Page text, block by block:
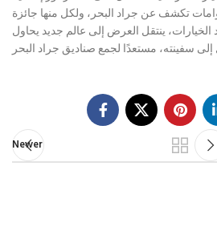
تكشف عن جراد البحر، ولكل منها جائزة
الخيارات، ينتقل العرض إلى عالم جديد يحاول
Newer